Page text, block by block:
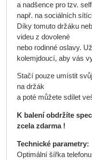
a nadšence pro tzv.
např. na sociálních
Díky tomuto držáku
videu z dovolené
nebo rodinné oslavy.
kolemjdoucí, aby vás
Stačí pouze umístit
na držák
a poté můžete sdílet
K balení obdržíte
zcela zdarma !
Technické parametry:
Optimální šířka